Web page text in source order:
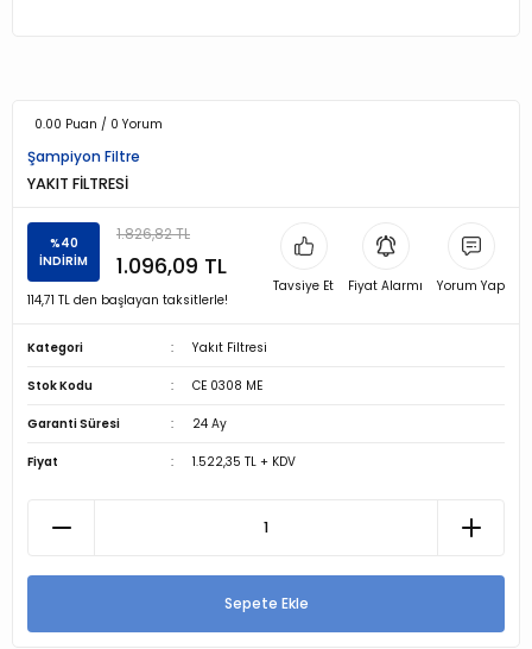
0.00 Puan / 0 Yorum
Şampiyon Filtre
YAKIT FİLTRESİ
%40
İNDİRİM
1.826,82 TL
1.096,09 TL
114,71 TL den başlayan taksitlerle!
Tavsiye Et Fiyat Alarmı Yorum Yap
Kategori Yakıt Filtresi
Stok Kodu CE 0308 ME
Garanti Süresi 24 Ay
Fiyat 1.522,35 TL + KDV
Sepete Ekle